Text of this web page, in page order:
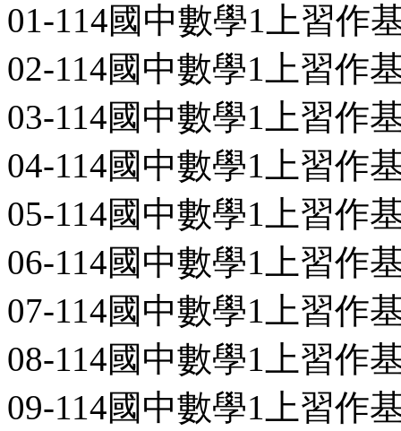
01-114國中數學1上習作
02-114國中數學1上習作
03-114國中數學1上習作
04-114國中數學1上習作
05-114國中數學1上習作
06-114國中數學1上習作
07-114國中數學1上習作
08-114國中數學1上習作
09-114國中數學1上習作